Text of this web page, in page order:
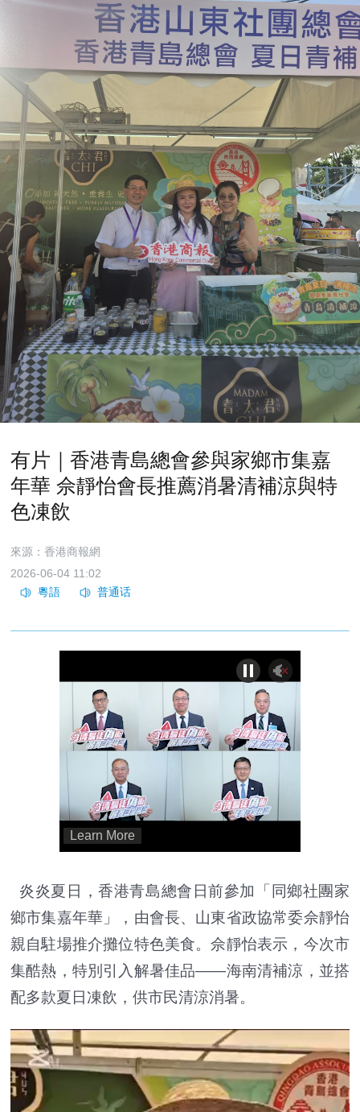
有片｜香港青島總會參與家鄉市集嘉
年華 佘靜怡會長推薦消暑清補涼與特
色凍飲
來源：香港商報網
2026-06-04 11:02
炎炎夏日，香港青島總會日前參加「同鄉社團家
鄉市集嘉年華」，由會長、山東省政協常委佘靜怡
親自駐場推介攤位特色美食。佘靜怡表示，今次市
集酷熱，特別引入解暑佳品——海南清補涼，並搭
配多款夏日凍飲，供市民清涼消暑。